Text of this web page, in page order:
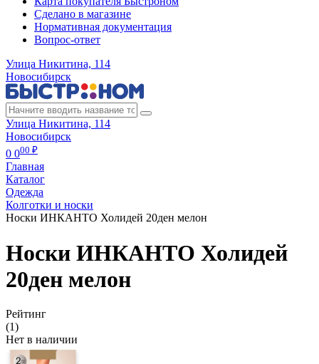
Сделано в магазине
Нормативная документация
Вопрос-ответ
Улица Никитина, 114
Новосибирск
Улица Никитина, 114
Новосибирск
0 000 ₽
Главная
Каталог
Одежда
Колготки и носки
Носки ИНКАНТО Холидей 20ден мелон
Носки ИНКАНТО Холидей
20ден мелон
Рейтинг
(1)
Нет в наличии